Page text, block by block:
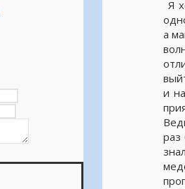
Я
а
и
раз